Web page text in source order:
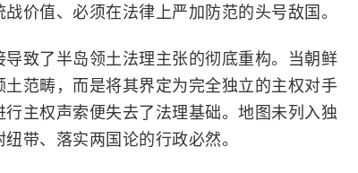
价值、必须在法律上严加防范的头号敌国。
致了半岛领土法理主张的彻底重构。当朝鲜
范畴，而是将其界定为完全独立的主权对手
主权声索便失去了法理基础。地图未列入独
带、落实两国论的行政必然。